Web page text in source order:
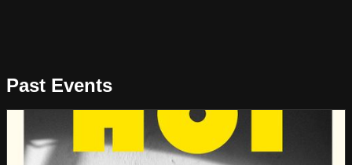
Past Events